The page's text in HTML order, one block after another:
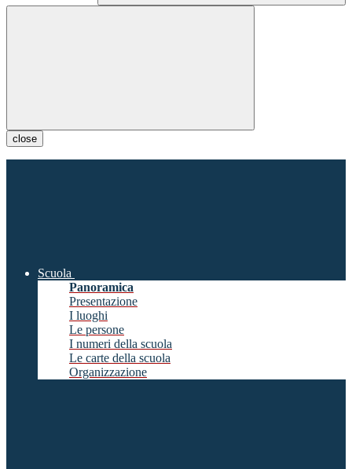
close
Scuola
Panoramica
Presentazione
I luoghi
Le persone
I numeri della scuola
Le carte della scuola
Organizzazione